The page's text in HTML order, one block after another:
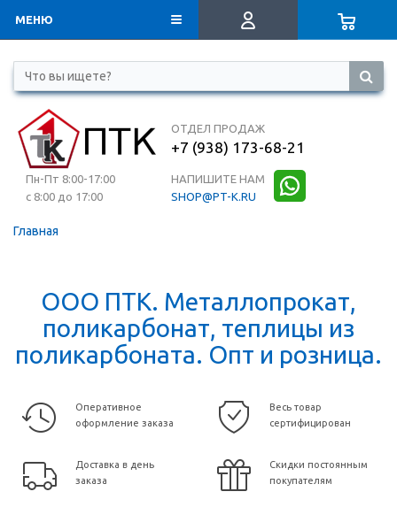
ОТДЕЛ ПРОДАЖ
+7 (938) 173-68-21
Пн-Пт 8:00-17:00
с 8:00 до 17:00
НАПИШИТЕ НАМ
SHOP@PT-K.RU
МЕНЮ
Главная
ООО ПТК. Металлопрокат,
поликарбонат, теплицы из
поликарбоната. Опт и розница.
Оперативное
оформление заказа
Весь товар
сертифицирован
Доставка в день
заказа
Скидки постоянным
покупателям